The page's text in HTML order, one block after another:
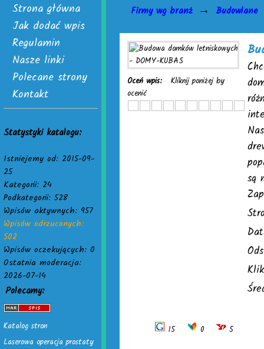
Strona główna
Jak dodać wpis
Regulamin
Nasze linki
Polecane strony
Kontakt
Statystyki katalogu:
Istniejemy od: 2015-09-
25
Kategorii: 24
Podkategorii: 528
Wpisów aktywnych: 957
Wpisów odrzuconych:
502
Wpisów oczekujących: 0
Ostatnia moderacja:
2026-07-14
Polecamy:
Katalog stron
Laserowa operacja prostaty
Firmy wg branż → Budowlane
Oceń wpis:
Kliknij poniżej by
ocenić
są
15 0 5